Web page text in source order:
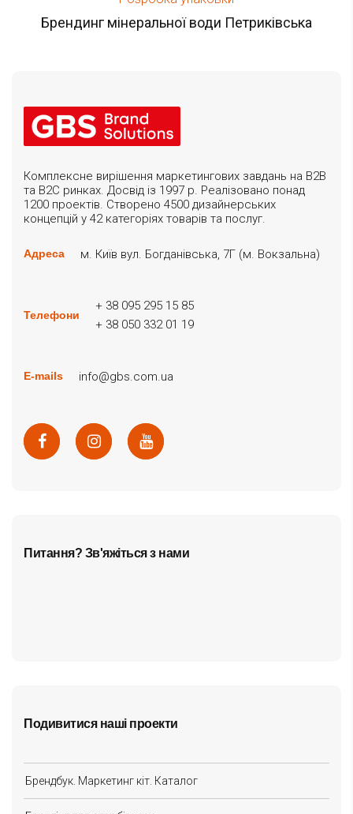
Брендинг мінеральної води Петриківська
Комплексне вирішення маркетингових завдань на B2B
та B2C ринках. Досвід із 1997 р. Реалізовано понад
1200 проектів. Створено 4500 дизайнерських
концепцій у 42 категоріях товарів та послуг.
Адреса м. Київ вул. Богданівська, 7Г (м. Вокзальна)
Телефони
+ 38 095 295 15 85
+ 38 050 332 01 19
E-mails info@gbs.com.ua
Питання? Зв'яжіться з нами
Подивитися наші проекти
Брендбук. Маркетинг кіт. Каталог